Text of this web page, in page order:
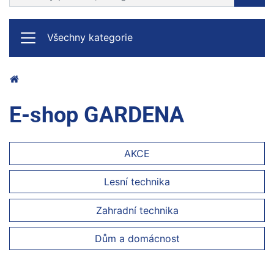
Všechny kategorie
E-shop GARDENA
AKCE
Lesní technika
Zahradní technika
Dům a domácnost